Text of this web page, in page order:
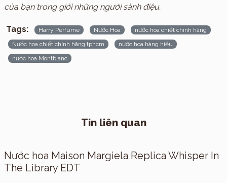
của bạn trong giới những người sành điệu.
Tags: Harry Perfume Nước Hoa
nước hoa chiết chính hãng
Nước hoa chiết chính hãng tphcm
nước hoa hàng hiệu
nước hoa Montblanc
Tin liên quan
Nước hoa Maison Margiela Replica Whisper In
The Library EDT